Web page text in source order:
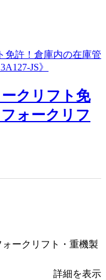
ークリフト免
ォークリフ
ークリフト・重機製
詳細を表示